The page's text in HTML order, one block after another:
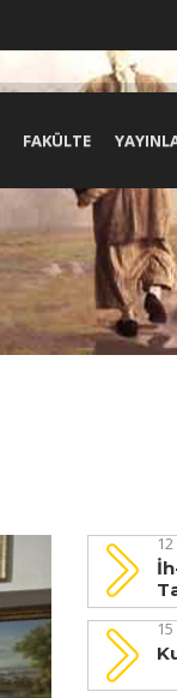
FAKÜLTE
15